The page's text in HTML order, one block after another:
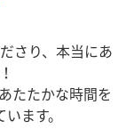
さり、本当にあ
たたかな時間を
ます。